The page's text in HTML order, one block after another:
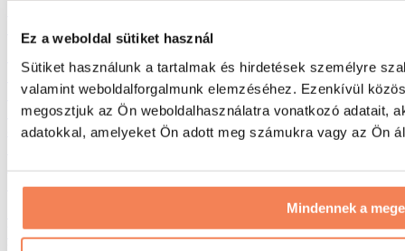
Ez a weboldal sütiket használ
Sütiket használunk a tartalmak és hirdetések személyre
valamint weboldalforgalmunk elemzéséhez. Ezenkívül
megosztjuk az Ön weboldalhasználatra vonatkozó adatait,
adatokkal, amelyeket Ön adott meg számukra vagy az Ön
Mindennek a
Hátizsákok
Futás
Küzdősportok
Kerékpározás
Jóga és pilates
Úszás
Túrázás
Vörösfény-terápia